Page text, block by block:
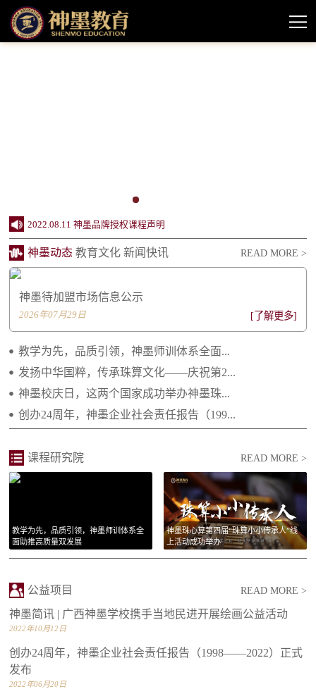
2022.08.11 神墨品牌授权课程声明
2022.06.20 创办24周年，神墨企业社会责任报...
2022.06.20 不忘初心 感恩有您——致所有神...
2021.02.25 庆祝建党一百周年 祝福祖国繁荣...
2021.01.14 李绵军总校长2021年新年贺词
2021.01.14 长大后我就成为了你
READ MORE >
神墨动态 教育文化 新闻快讯
神墨待加盟市场信息公示
[了解更多]
2026年07月29日
教学为先，品质引领，神墨师训体系全面...
发扬中华国粹，传承珠算文化——庆祝第2...
神墨校庆日，这两个国家成功举办神墨珠...
创办24周年，神墨企业社会责任报告（199...
READ MORE >
课程研究院
教学为先，品质引领，神墨师训体系全
面助推高质量双发展
神墨珠心算第四届“珠算小小传承人”线
上活动成功举办
READ MORE >
公益项目
神墨简讯 | 广西神墨学校携手当地民进开展绘画公益活动
2022年10月12日
创办24周年，神墨企业社会责任报告（1998——2022）正式
发布
2022年06月20日